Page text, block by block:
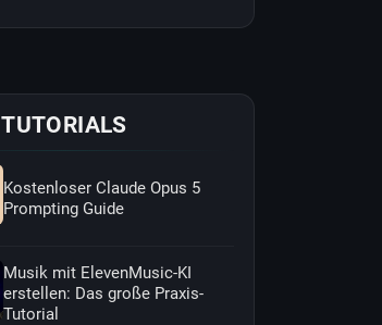
TUTORIALS
Kostenloser Claude Opus 5
Prompting Guide
Musik mit ElevenMusic-KI
erstellen: Das große Praxis-
Tutorial